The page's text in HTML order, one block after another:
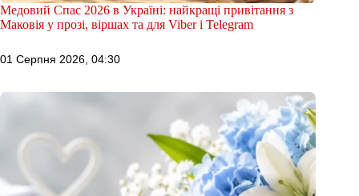
Медовий Спас 2026 в Україні: найкращі привітання з
Маковія у прозі, віршах та для Viber і Telegram
01 Серпня 2026, 04:30